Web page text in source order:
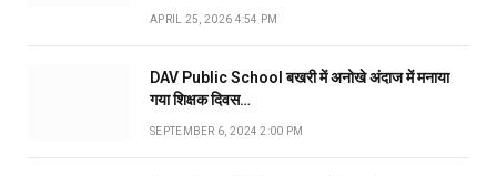
APRIL 25, 2026 4:54 PM
DAV Public School बखरी में अनोखे अंदाज में मनाया
गया शिक्षक दिवस…
SEPTEMBER 6, 2024 2:00 PM